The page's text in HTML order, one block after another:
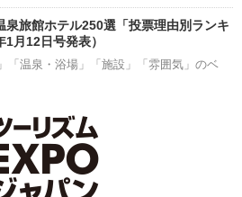
泉旅館ホテル250選「投票理由別ランキ
月12日号発表）
「温泉・浴場」「施設」「雰囲気」のベ